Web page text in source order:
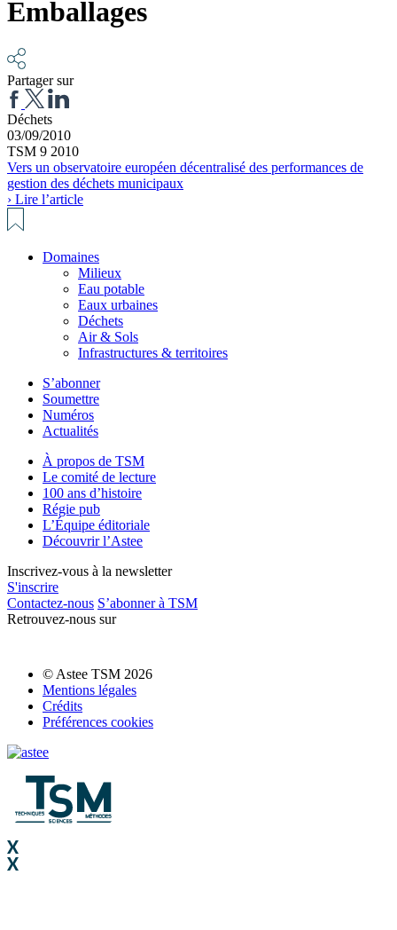
Emballages
Partager sur
Déchets
03/09/2010
TSM 9 2010
Vers un observatoire européen décentralisé des performances de
gestion des déchets municipaux
› Lire l’article
Domaines
Milieux
Eau potable
Eaux urbaines
Déchets
Air & Sols
Infrastructures & territoires
S’abonner
Soumettre
Numéros
Actualités
À propos de TSM
Le comité de lecture
100 ans d’histoire
Régie pub
L’Équipe éditoriale
Découvrir l’Astee
Inscrivez-vous à la newsletter
S'inscrire
Contactez-nous S’abonner à TSM
Retrouvez-nous sur
© Astee TSM 2026
Mentions légales
Crédits
Préférences cookies